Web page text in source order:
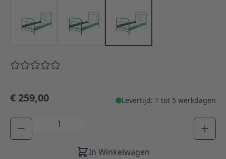
€ 259,00 Levertijd: 1 tot 5 werkdagen
Aantal
In Winkelwagen